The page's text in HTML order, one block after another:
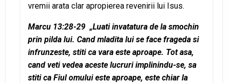
vremii arata clar apropierea revenirii lui Isus.
Marcu 13:28-29 „Luati invatatura de la smochin
prin pilda lui. Cand mladita lui se face frageda si
infrunzeste, stiti ca vara este aproape. Tot asa,
cand veti vedea aceste lucruri implinindu-se, sa
stiti ca Fiul omului este aproape, este chiar la